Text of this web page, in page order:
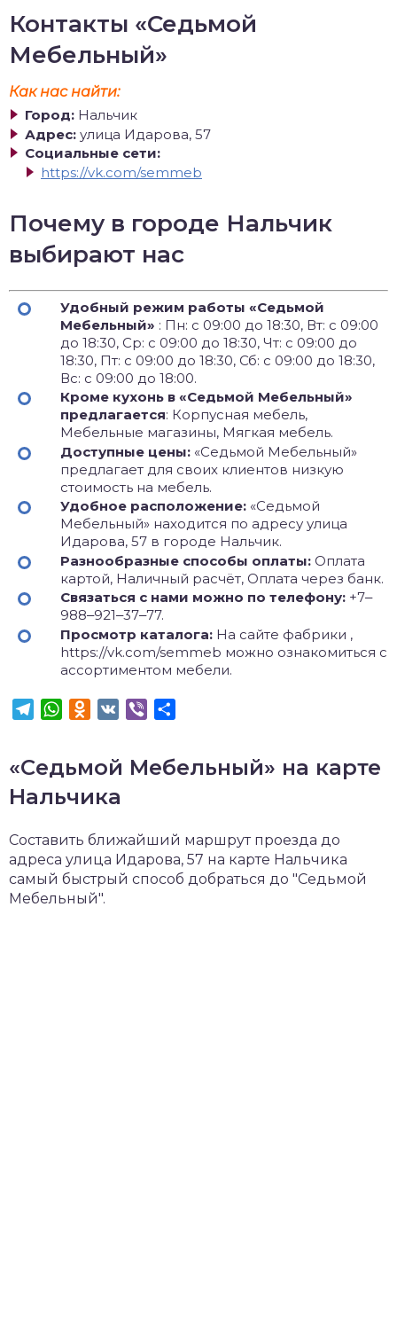
Контакты «Седьмой
Мебельный»
Как нас найти:
Город: Нальчик
Адрес: улица Идарова, 57
Социальные сети:
https://vk.com/semmeb
Почему в городе Нальчик
выбирают нас
Удобный режим работы «Седьмой
Мебельный» : Пн: с 09:00 до 18:30, Вт: с 09:00
до 18:30, Ср: с 09:00 до 18:30, Чт: с 09:00 до
18:30, Пт: с 09:00 до 18:30, Сб: с 09:00 до 18:30,
Вс: с 09:00 до 18:00.
Кроме кухонь в «Седьмой Мебельный»
предлагается: Корпусная мебель,
Мебельные магазины, Мягкая мебель.
Доступные цены: «Седьмой Мебельный»
предлагает для своих клиентов низкую
стоимость на мебель.
Удобное расположение: «Седьмой
Мебельный» находится по адресу улица
Идарова, 57 в городе Нальчик.
Разнообразные способы оплаты: Оплата
картой, Наличный расчёт, Оплата через банк.
Связаться с нами можно по телефону: +7‒
988‒921‒37‒77.
Просмотр каталога: На сайте фабрики ,
https://vk.com/semmeb можно ознакомиться с
ассортиментом мебели.
TelegramWhatsApp
Odnoklassniki
VK Viber
«Седьмой Мебельный» на карте
Нальчика
Составить ближайший маршрут проезда до
адреса улица Идарова, 57 на карте Нальчика
самый быстрый способ добраться до "Седьмой
Мебельный".